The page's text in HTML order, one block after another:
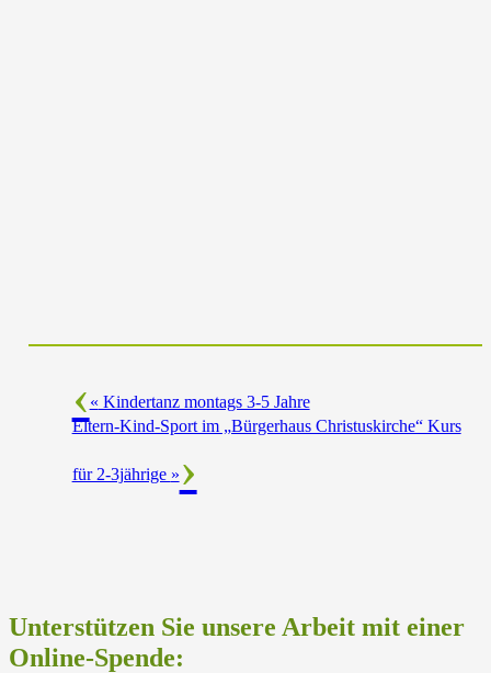
« Kindertanz montags 3-5 Jahre
Eltern-Kind-Sport im „Bürgerhaus Christuskirche“ Kurs
für 2-3jährige »
Unterstützen Sie unsere Arbeit mit einer
Online-Spende: